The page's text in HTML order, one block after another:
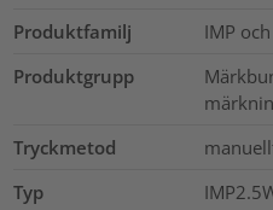
Produktfamilj
IMP
Produktgrupp
Tryckmetod
Typ